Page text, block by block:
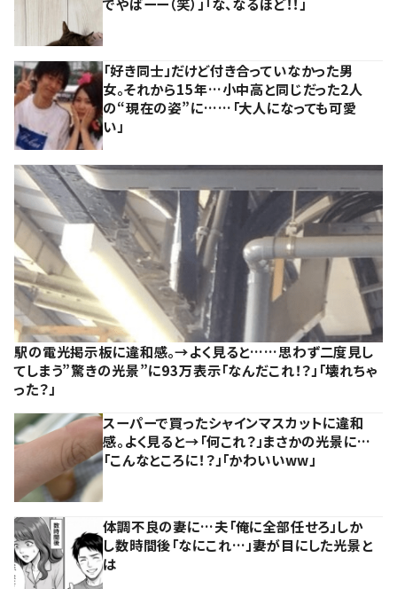
「好き同士」だけど付き合っていなかった男
女。それから15年…小中高と同じだった2人
の“現在の姿”に……「大人になっても可愛
い」
駅の電光掲示板に違和感。→よく見ると……思わず二度見し
てしまう”驚きの光景”に93万表示「なんだこれ！？」「壊れちゃ
った？」
スーパーで買ったシャインマスカットに違和
感。よく見ると→「何これ？」まさかの光景に…
「こんなところに！？」「かわいいww」
体調不良の妻に…夫「俺に全部任せろ」しか
し数時間後「なにこれ…」妻が目にした光景と
は